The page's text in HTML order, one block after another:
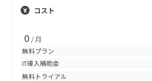
コスト
0 / 月
無料プラン
IT導入補助金
無料トライアル